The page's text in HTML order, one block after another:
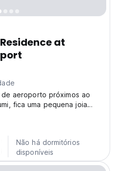
at
aeroporto próximos ao
fica uma pequena joia
Não há dormitórios
disponíveis